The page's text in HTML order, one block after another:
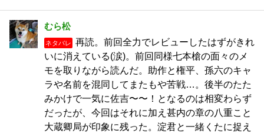
むら松
ネタバレ
再読。前回全力でレビューしたはずがきれ
いに消えている(涙)。前回同様七本槍の面々のメ
モを取りながら読んだ。助作と権平、孫六のキャ
ラや名前を混同してまたもや苦戦…。後半のたた
みかけで一気に佐吉〜〜！となるのは相変わらず
だったが、今回はそれに加え甚内の章の八重こと
大蔵卿局が印象に残った。淀君と一緒くたに捉え